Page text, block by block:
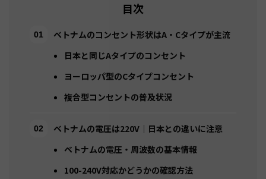
目次
ベトナムのコンセント形状はA・Cタイプが主流
日本と同じAタイプのコンセント
ヨーロッパ型のCタイプコンセント
複合型コンセントの普及状況
ベトナムの電圧は220V｜日本との違いに注意
ベトナムの電圧・周波数の基本情報
100-240V対応かどうかの確認方法